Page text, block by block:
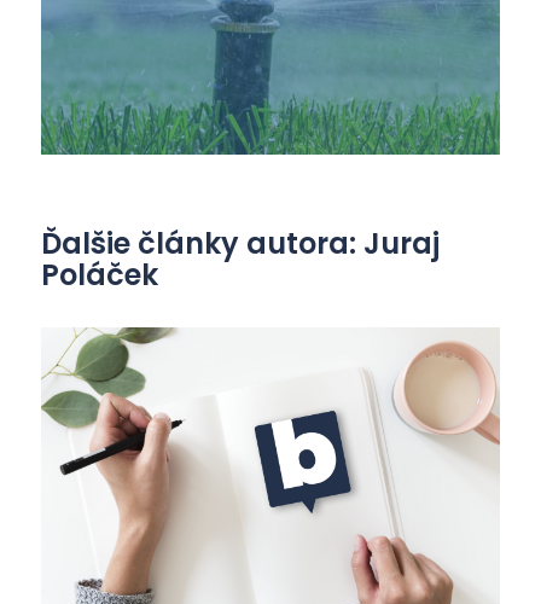
Ďalšie články autora: Juraj
Poláček